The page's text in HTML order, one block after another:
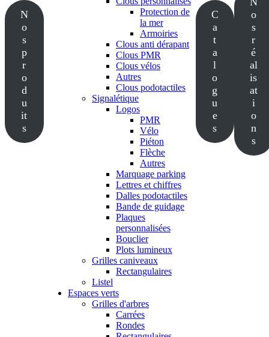
N
o
s
p
r
o
d
u
it
s
Protection de
la mer
Armoiries
Clous anti dérapant
Clous PMR
Clous vélos
Autres
Clous podotactiles
Signalétique
Logos
PMR
Vélo
Piéton
Flèche
Autres
Marquage parking
Lettres et chiffres
Dalles podotactiles
Bande de guidage
Plaques
personnalisées
Bouclier
Plots lumineux
Grilles caniveaux
Rectangulaires
Listel
Espaces verts
Grilles d'arbres
Carrées
Rondes
C
a
t
a
l
o
g
u
e
s
o
s
r
é
al
is
at
i
o
n
s